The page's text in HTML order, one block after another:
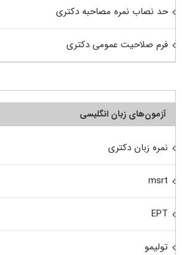
حد نصاب نمره مصاحبه دکتری
فرم صلاحیت عمومی دکتری
آزمون‌های زبان انگلیسی
نمره زبان دکتری
msrt
EPT
تولیمو